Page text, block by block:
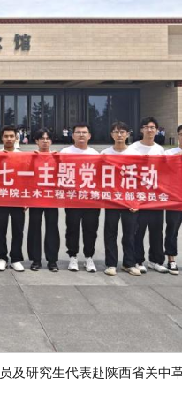
及研究生代表赴陕西省关中